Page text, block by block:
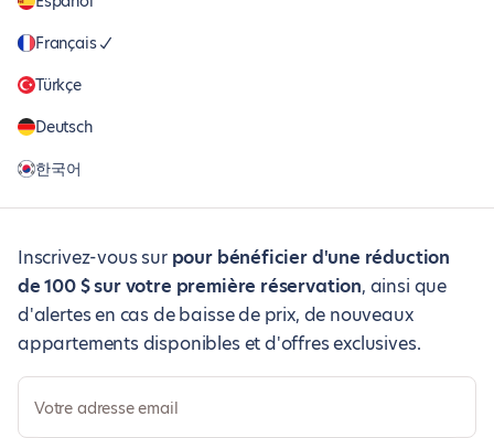
Français
Türkçe
Deutsch
한국어
Inscrivez-vous sur pour bénéficier d'une réduction
de 100 $ sur votre première réservation, ainsi que
d'alertes en cas de baisse de prix, de nouveaux
appartements disponibles et d'offres exclusives.
Votre adresse email